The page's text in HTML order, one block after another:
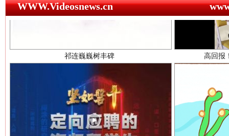
中国法院新闻网.
中国检察新闻网.
中国医药新闻网.
WWW.Videosnews.cn
一枚“钉子”竟然扎入要害部门